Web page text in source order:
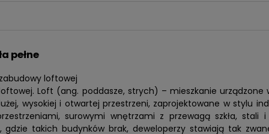
pełne
loftowej
Loft (ang. poddasze, strych) – mieszkanie
wysokiej i otwartej przestrzeni, zaprojektowane w stylu
surowymi wnętrzami z przewagą szkła,
takich budynków brak, deweloperzy stawiają tak